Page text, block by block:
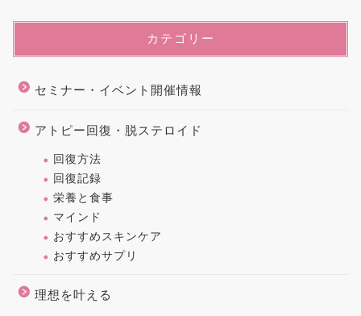
カテゴリー
セミナー・イベント開催情報
アトピー回復・脱ステロイド
回復方法
回復記録
栄養と食事
マインド
おすすめスキンケア
おすすめサプリ
理想を叶える